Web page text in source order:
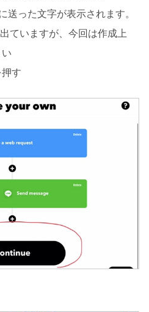
送った文字が表示されます。
ていますが、今回は作成上
す